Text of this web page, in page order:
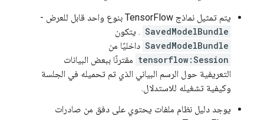
يتم تمثيل نماذج TensorFlow بنوع واحد قابل للعرض -
SavedModelBundle . يتكون
SavedModelBundle داخليًا من
tensorflow:Session مقترنًا ببعض البيانات
التعريفية حول الرسم البياني الذي تم تحميله في الجلسة
وكيفية تشغيله للاستدلال.
يوجد دليل نظام ملفات يحتوي على دفق من صادرات